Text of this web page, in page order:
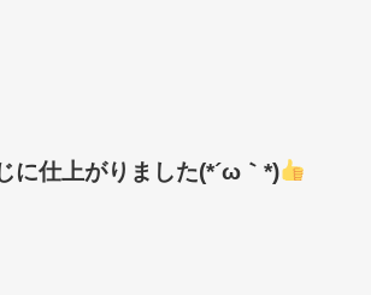
に仕上がりました(*´ω｀*)